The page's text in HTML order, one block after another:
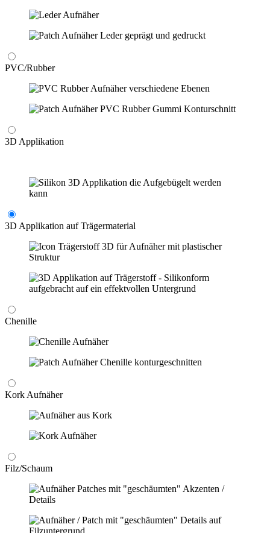
PVC/Rubber
3D Applikation
3D Applikation auf Trägermaterial
Chenille
Kork Aufnäher
Filz/Schaum